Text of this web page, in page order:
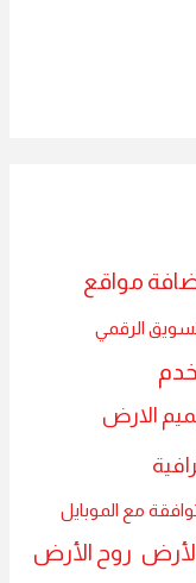
مواقع
الرقمي
الارض
مع الموبايل
روح الأرض